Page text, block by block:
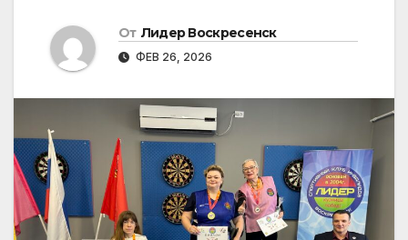
От Лидер Воскресенск
ФЕВ 26, 2026